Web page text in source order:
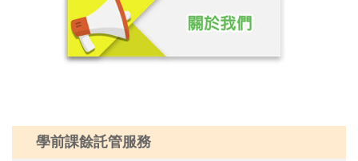
學前課餘託管服務